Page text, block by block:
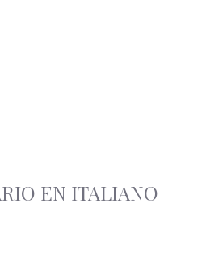
EN ITALIANO